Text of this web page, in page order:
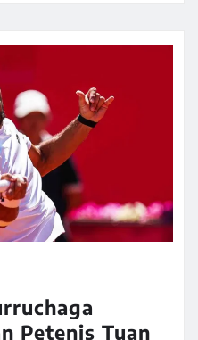
Petenis Tuan